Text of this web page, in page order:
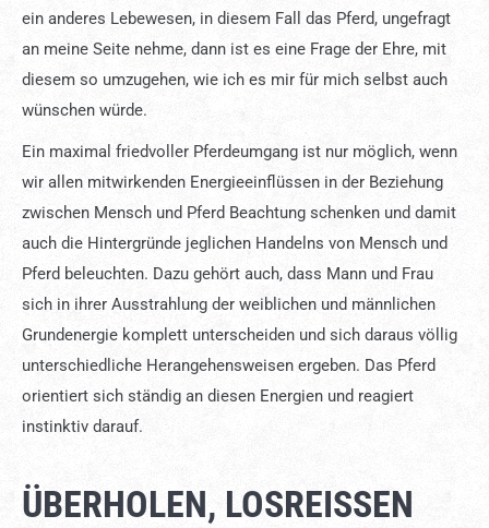
ein anderes Lebewesen, in diesem Fall das Pferd, ungefragt
an meine Seite nehme, dann ist es eine Frage der Ehre, mit
diesem so umzugehen, wie ich es mir für mich selbst auch
wünschen würde.
Ein maximal friedvoller Pferdeumgang ist nur möglich, wenn
wir allen mitwirkenden Energieeinflüssen in der Beziehung
zwischen Mensch und Pferd Beachtung schenken und damit
auch die Hintergründe jeglichen Handelns von Mensch und
Pferd beleuchten. Dazu gehört auch, dass Mann und Frau
sich in ihrer Ausstrahlung der weiblichen und männlichen
Grundenergie komplett unterscheiden und sich daraus völlig
unterschiedliche Herangehensweisen ergeben. Das Pferd
orientiert sich ständig an diesen Energien und reagiert
instinktiv darauf.
ÜBERHOLEN, LOSREISSEN O